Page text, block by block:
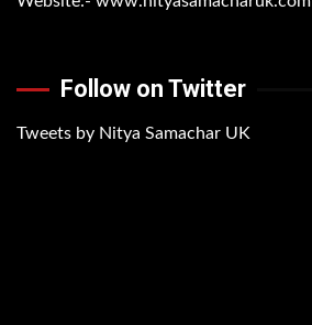
Follow on Twitter
Tweets by Nitya Samachar UK